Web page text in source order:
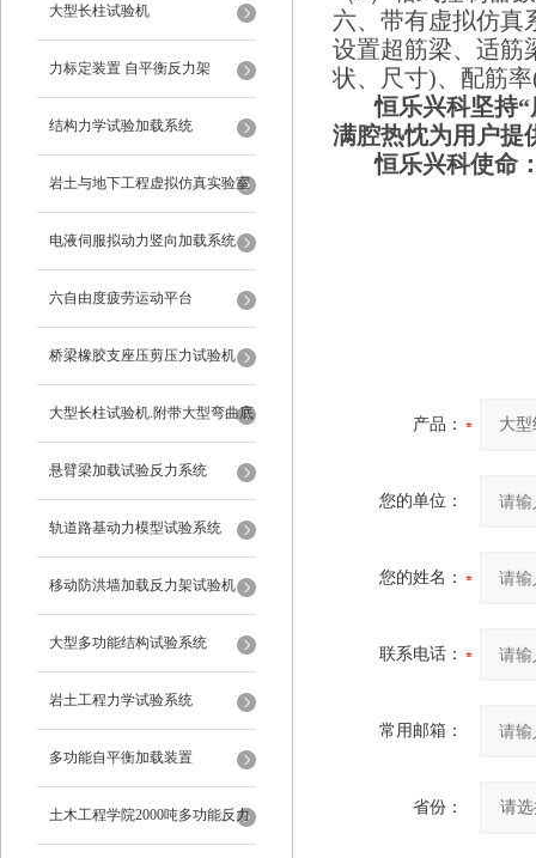
反力框架
大型长柱试验机
力标定装置 自平衡反力架
结构力学试验加载系统
岩土与地下工程虚拟仿真实验室
电液伺服拟动力竖向加载系统
六自由度疲劳运动平台
桥梁橡胶支座压剪压力试验机
大型长柱试验机.附带大型弯曲底
座
悬臂梁加载试验反力系统
轨道路基动力模型试验系统
移动防洪墙加载反力架试验机
大型多功能结构试验系统
岩土工程力学试验系统
多功能自平衡加载装置
土木工程学院2000吨多功能反力
六、带有虚拟仿真
设置超筋梁、适筋
状、尺寸)、配筋
恒乐兴科坚持“
满腔热忱为用户提
恒乐兴科使命：
产品：
您的单位：
您的姓名：
联系电话：
常用邮箱：
省份：